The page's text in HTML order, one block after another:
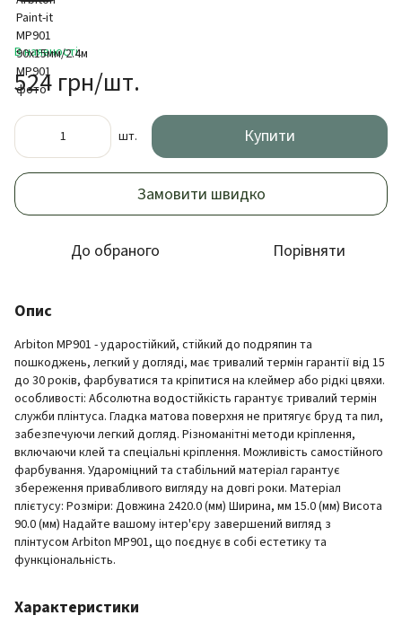
В наявності
524 грн/шт.
шт. Купити
Замовити швидко
До обраного Порівняти
Опис
Arbiton МP901 - ударостійкий, стійкий до подряпин та
пошкоджень, легкий у догляді, має тривалий термін гарантії від 15
до 30 років, фарбуватися та кріпитися на клеймер або рідкі цвяхи.
особливості: Абсолютна водостійкість гарантує тривалий термін
служби плінтуса. Гладка матова поверхня не притягує бруд та пил,
забезпечуючи легкий догляд. Різноманітні методи кріплення,
включаючи клей та спеціальні кріплення. Можливість самостійного
фарбування. Удароміцний та стабільний матеріал гарантує
збереження привабливого вигляду на довгі роки. Матеріал
плієтусу: Розміри: Довжина 2420.0 (мм) Ширина, мм 15.0 (мм) Висота
90.0 (мм) Надайте вашому інтер'єру завершений вигляд з
плінтусом Arbiton МP901, що поєднує в собі естетику та
функціональність.
Характеристики